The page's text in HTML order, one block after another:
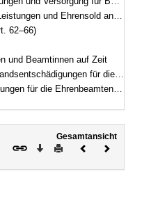
Ehrenbeamte und Ehrenbeamtinnen (Art. 53–61)
62–66)
und Beamtinnen auf Zeit
für die Beamten und Beamtinnen auf Zeit
und Ehrenbeamtinnen
Gesamtansicht
Download
DruckenVorheriges